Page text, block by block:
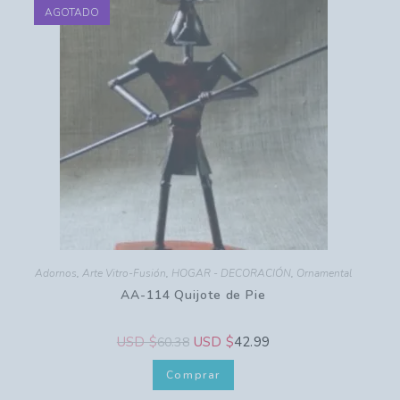
AGOTADO
Adornos, Arte Vitro-Fusión, HOGAR - DECORACIÓN, Ornamental
AA-114 Quijote de Pie
USD $60.38 USD $42.99
Comprar